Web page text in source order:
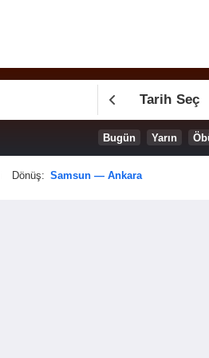
Tarih Seç
Bugün Yarın
Dönüş: Samsun — Ankara